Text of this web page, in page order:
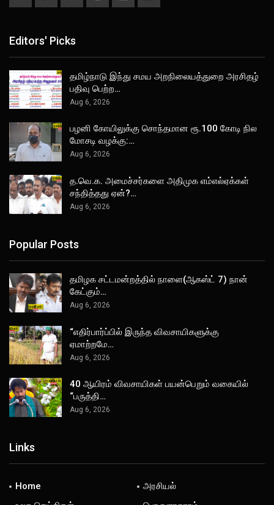
Editors' Picks
தமிழ்நாடு இந்து சமய அறநிலையத்துறை அரசிதழ்
பதிவு பெற்ற…
Aug 6, 2026
பழனி கோயிலுக்கு சொந்தமான ரூ.100 கோடி நில
மோசடி வழக்கு:…
Aug 6, 2026
த.வெ.க. அமைச்சர்களை அதிமுக எம்எல்ஏக்கள்
சந்தித்தது ஏன்?…
Aug 6, 2026
Popular Posts
தமிழக சட்டமன்றத்தில் நாளை(ஆகஸ்ட் 7) நான்
கேட்கும்…
Aug 6, 2026
“எதிர்பார்ப்பில் இருந்த விவசாயிகளுக்கு
ஏமாற்றமே…
Aug 6, 2026
40 ஆயிரம் விவசாயிகள் பயன்பெறும் வகையில்
“பருத்தி…
Aug 6, 2026
Links
Home
அரசியல்